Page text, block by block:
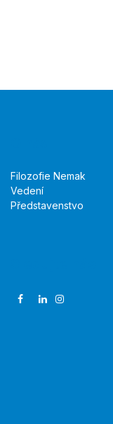
Filozofie Nemak
Vedení
Představenstvo